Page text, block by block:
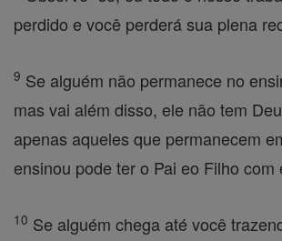
perdido e você perderá sua plena
9 Se alguém não permanece no
mas vai além disso, ele não tem
apenas aqueles que permanecem
ensinou pode ter o Pai eo Filho com
10 Se alguém chega até você